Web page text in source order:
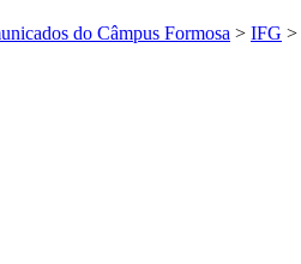
do Câmpus Formosa > IFG >